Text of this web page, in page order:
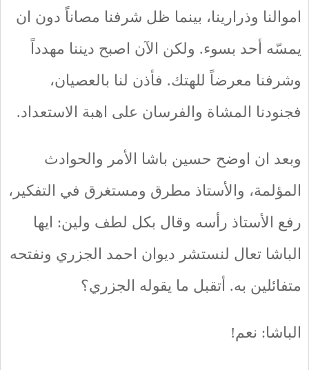
اموالنا وذرارينا، بينما ظل شرفنا مصاناً دون ان
يمسّه أحد بسوء. ولكن الآن اصبح ديننا مهدداً
وشرفنا معرضاً للهتك. فأذن لنا بالعصيان،
فجنودنا المشاة والفرسان على اهبة الاستعداد.
وبعد ان اوضح حسين باشا الأمر والحوادث
المؤلمة، والأستاذ مطرق ومستغرق في التفكير،
رفع الأستاذ رأسه وقال بكل لطف ولين: ايها
الباشا تعال لنستشر ديوان احمد الجزري ونفتحه
متفائلين به. أتقبل ما يقوله الجزري؟
الباشا: نعم!